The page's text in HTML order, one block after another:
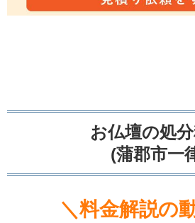
お仏壇の処
(蒲郡市一
＼料金解説の